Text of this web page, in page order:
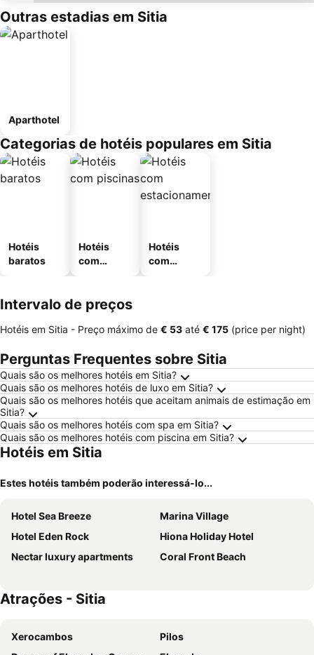
Outras estadias em Sitia
Aparthotel
Categorias de hotéis populares em Sitia
Hotéis
baratos
Hotéis
com
Hotéis
com
Intervalo de preços
Hotéis em Sitia - Preço máximo de ‎€ 53 até ‎€ 175 (price per night)
Perguntas Frequentes sobre Sitia
Quais são os melhores hotéis em Sitia?
Quais são os melhores hotéis de luxo em Sitia?
Quais são os melhores hotéis que aceitam animais de estimação em
Sitia?
Quais são os melhores hotéis com spa em Sitia?
Quais são os melhores hotéis com piscina em Sitia?
Hotéis em Sitia
Estes hotéis também poderão interessá-lo...
Hotel Sea Breeze
Marina Village
Hotel Eden Rock
Hiona Holiday Hotel
Nectar luxury apartments
Coral Front Beach
Atrações - Sitia
Xerocambos
Pilos